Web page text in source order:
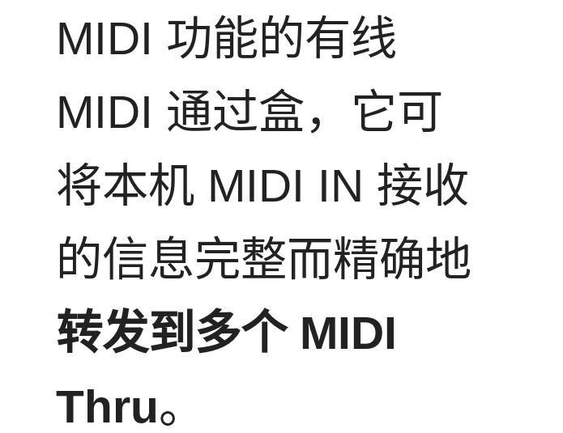
MIDI 功能的有线
MIDI 通过盒，它可
将本机 MIDI IN 接收
的信息完整而精确地
转发到多个 MIDI
Thru。